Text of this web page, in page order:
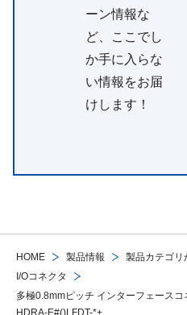
HOME 製品情報 製品カテゴリ
I/Oコネクタ
多極0.8mmピッチ インターフェース
HDRA-E#()LFDT-*+
ーン情報な
ど、ここでし
か手に入らな
い情報をお届
けします！